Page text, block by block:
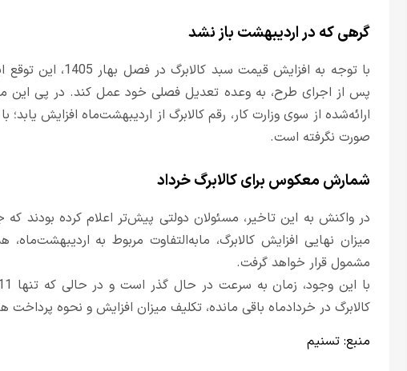
گرهی که در اردیبهشت باز نشد
با توجه به افزایش
پس از اجرای طرح، به وعده تعدیل فصلی خود عمل کند. در پی این
ارائه‌شده از سوی وزارت کار، رقم کالابرگ از اردیبهشت‌ماه افزایش
صورت نگرفته است.
شمارش معکوس برای کالابرگ خرداد
در واکنش به این تاخیر، مسئولان دولتی پیش‌تر اعلام کرده
میزان نهایی افزایش کالابرگ، مابه‌التفاوت مربوط به اردیبهشت‌ماه،
مشمول قرار خواهد گرفت.
کالابرگ در خردادماه باقی مانده، تکلیف میزان افزایش و نحوه
منبع: تسنیم